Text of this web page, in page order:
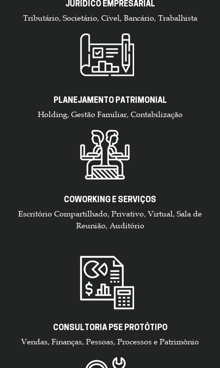
JURÍDICO EMPRESARIAL
Tributário, Societário, Cível, Bancário, Trabalhista
PLANEJAMENTO PATRIMONIAL
Holding, Gestão Familiar, Contabilização
COWORKING E SERVIÇOS
Escritório Compartilhado, Privativo, Virtual, Sala de
Reunião, Auditório
CONSULTORIA P5E PROTÓTIPO
Vendas, Finanças, Pessoas, Processos e Patrimônio